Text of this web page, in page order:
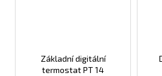
Základní digitální
termostat PT 14